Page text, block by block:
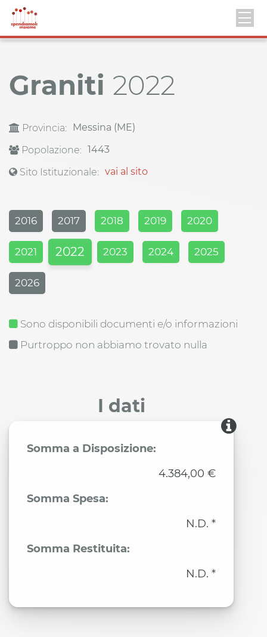
Graniti 2022
Provincia:
Messina (ME)
Popolazione: 1443
Sito Istituzionale: vai al sito
2016 2017 2018 2019 2020
2021 2022 2023 2024 2025
2026
Sono disponibili documenti e/o informazioni
Purtroppo non abbiamo trovato nulla
I dati
Somma a Disposizione:
4.384,00 €
Somma Spesa:
N.D. *
Somma Restituita:
N.D. *